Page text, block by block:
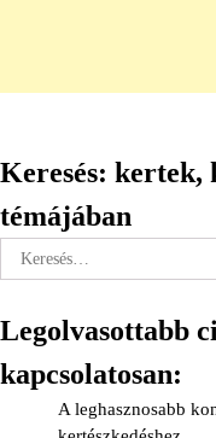
Keresés: kertek,
témájában
Keresés:
Legolvasottabb
kapcsolatosan:
A leghasznosabb